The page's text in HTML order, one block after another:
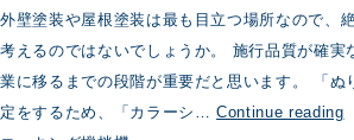
外壁塗装や屋根塗装は最も目立つ場所なので、
考えるのではないでしょうか。 施行品質が確実
業に移るまでの段階が重要だと思います。 「ぬ
定をするため、「カラーシ…Continue reading外